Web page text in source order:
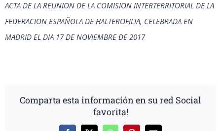
ACTA DE LA REUNION DE LA COMISION INTERTERRITORIAL DE LA
FEDERACION ESPAÑOLA DE HALTEROFILIA, CELEBRADA EN
MADRID EL DIA 17 DE NOVIEMBRE DE 2017
Comparta esta información en su red Social
favorita!